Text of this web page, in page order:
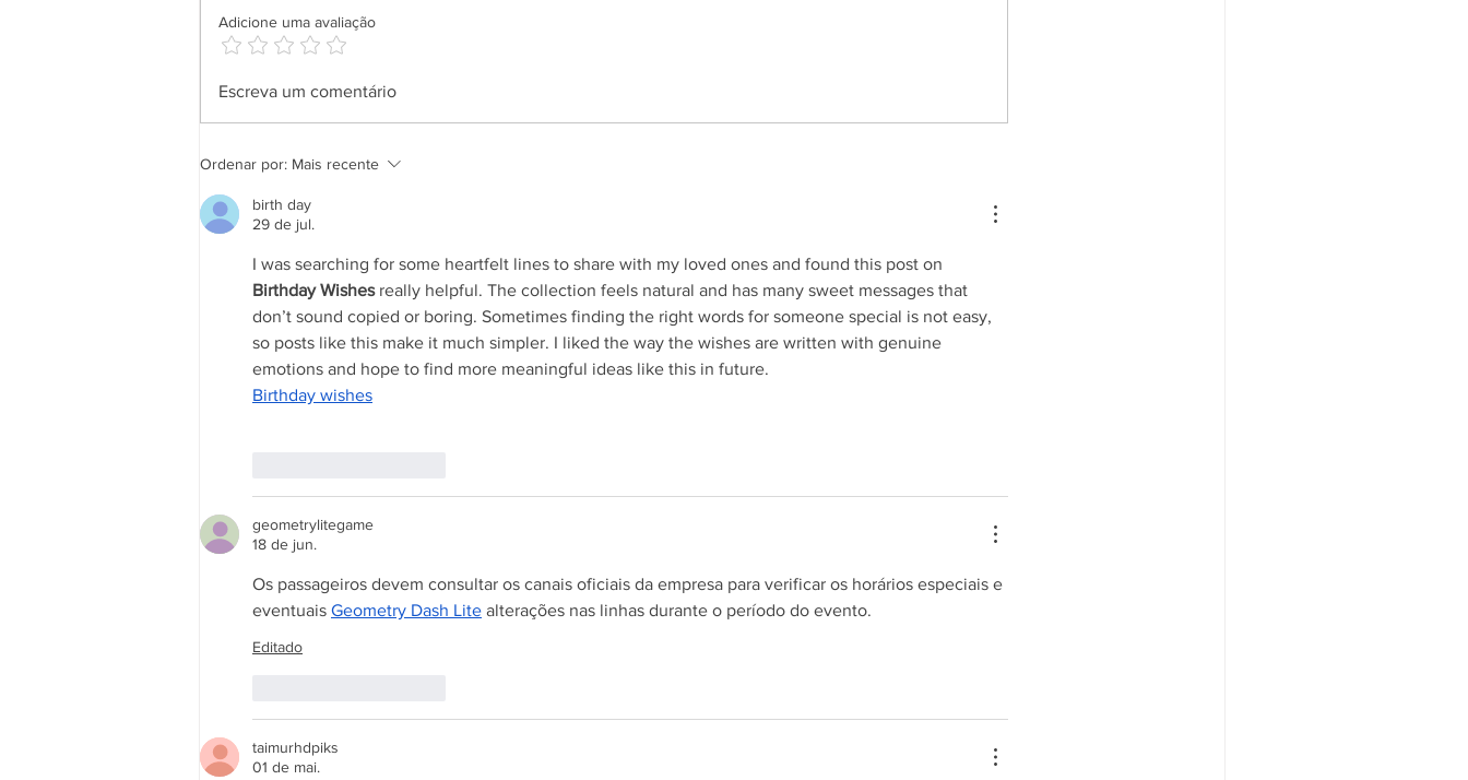
Aplicativo Salineira ganha
recursos, melhor usabilidade e
Rodoviário
Adicione uma avaliação
Escreva um comentário
Ordenar por: Mais recente
birth day
29 de jul.
I was searching for some heartfelt lines to share with my loved ones and found this post on
Birthday Wishes really helpful. The collection feels natural and has many sweet messages that
don’t sound copied or boring. Sometimes finding the right words for someone special is not easy,
so posts like this make it much simpler. I liked the way the wishes are written with genuine
emotions and hope to find more meaningful ideas like this in future.
Birthday wishes
geometrylitegame
18 de jun.
Os passageiros devem consultar os canais oficiais da empresa para verificar os horários especiais e
eventuais Geometry Dash Lite alterações nas linhas durante o período do evento.
Editado
taimurhdpiks
01 de mai.